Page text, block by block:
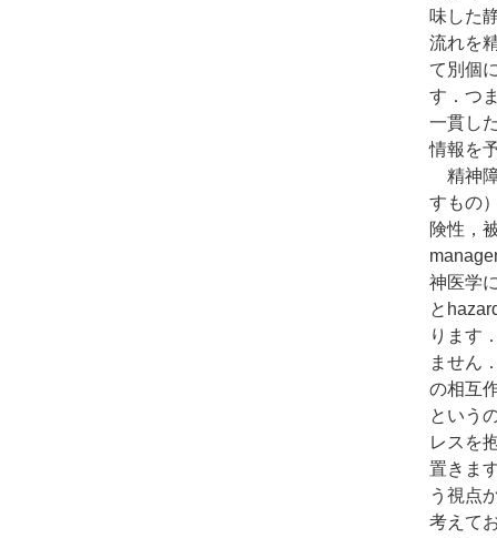
味した
流れを
て別個
す．つ
一貫し
情報を
精神障
すもの
険性，
神医学
と
ります
ません
の相互
という
レスを
置きま
う視点
考えて